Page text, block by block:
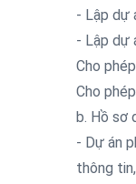
- Lập dự
- Lập dự
Cho
Cho
b. Hồ sơ
- Dự án
thông